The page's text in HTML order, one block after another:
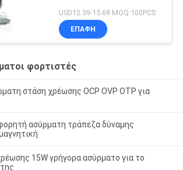
USD12.59-15.69 MOQ:100PCS
ΕΠΑΦΉ
φορτιστές
στάση χρέωσης OCP OVP OTP για
ασύρματη τράπεζα δύναμης
15W γρήγορα ασύρματο για το